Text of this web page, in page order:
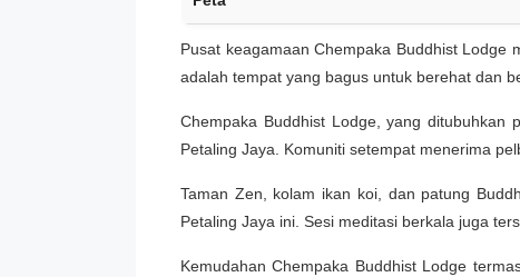
Pusat keagamaan Chempaka Buddhist Lodge
adalah tempat yang bagus untuk berehat dan
Chempaka Buddhist Lodge, yang ditubuhkan
Petaling Jaya. Komuniti setempat menerima
Taman Zen, kolam ikan koi, dan patung
Petaling Jaya ini. Sesi meditasi berkala juga
Kemudahan Chempaka Buddhist Lodge